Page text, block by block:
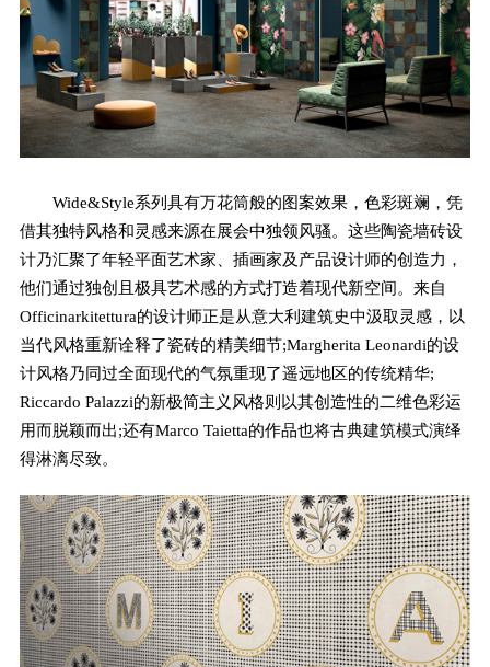
Wide&Style系列具有万花筒般的图案效果，色彩斑斓，凭
借其独特风格和灵感来源在展会中独领风骚。这些陶瓷墙砖设
计乃汇聚了年轻平面艺术家、插画家及产品设计师的创造力，
他们通过独创且极具艺术感的方式打造着现代新空间。来自
Officinarkitettura的设计师正是从意大利建筑史中汲取灵感，以
当代风格重新诠释了瓷砖的精美细节;Margherita Leonardi的设
计风格乃同过全面现代的气氛重现了遥远地区的传统精华;
Riccardo Palazzi的新极简主义风格则以其创造性的二维色彩运
用而脱颖而出;还有Marco Taietta的作品也将古典建筑模式演绎
得淋漓尽致。